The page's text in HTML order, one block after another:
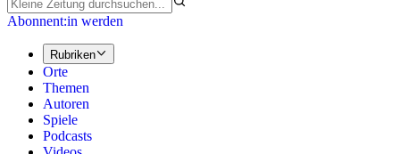
Abonnent:in werden
Rubriken
Orte
Themen
Autoren
Spiele
Podcasts